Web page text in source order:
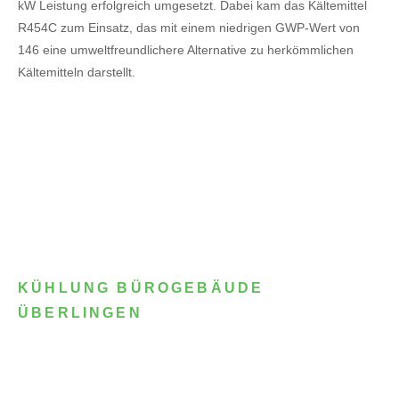
kW Leistung erfolgreich umgesetzt. Dabei kam das Kältemittel
R454C zum Einsatz, das mit einem niedrigen GWP-Wert von
146 eine umweltfreundlichere Alternative zu herkömmlichen
Kältemitteln darstellt.
KÜHLUNG BÜROGEBÄUDE
ÜBERLINGEN